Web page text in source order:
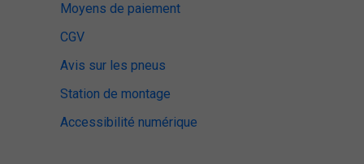
Moyens de paiement
CGV
Avis sur les pneus
Station de montage
Accessibilité numérique